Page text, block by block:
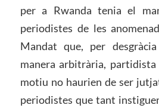
per a Rwanda tenia el
periodistes de les
Mandat que, per
manera arbitrària,
motiu no haurien de ser
periodistes que tant